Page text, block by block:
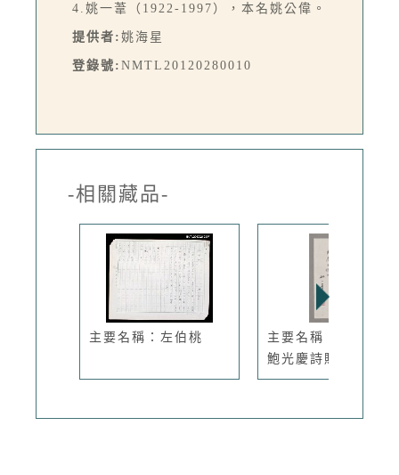
4.姚一葦（1922-1997），本名姚公偉。
提供者: 姚海星
登錄號: NMTL20120280010
-相關藏品-
主要名稱：左伯桃
主要名稱：姚一葦致
鮑光慶詩賦